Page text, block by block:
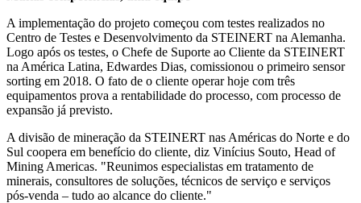
A implementação do projeto começou com testes realizados no
Centro de Testes e Desenvolvimento da STEINERT na Alemanha.
Logo após os testes, o Chefe de Suporte ao Cliente da STEINERT
na América Latina, Edwardes Dias, comissionou o primeiro sensor
sorting em 2018. O fato de o cliente operar hoje com três
equipamentos prova a rentabilidade do processo, com processo de
expansão já previsto.
A divisão de mineração da STEINERT nas Américas do Norte e do
Sul coopera em benefício do cliente, diz Vinícius Souto, Head of
Mining Americas. "Reunimos especialistas em tratamento de
minerais, consultores de soluções, técnicos de serviço e serviços
pós-venda – tudo ao alcance do cliente."